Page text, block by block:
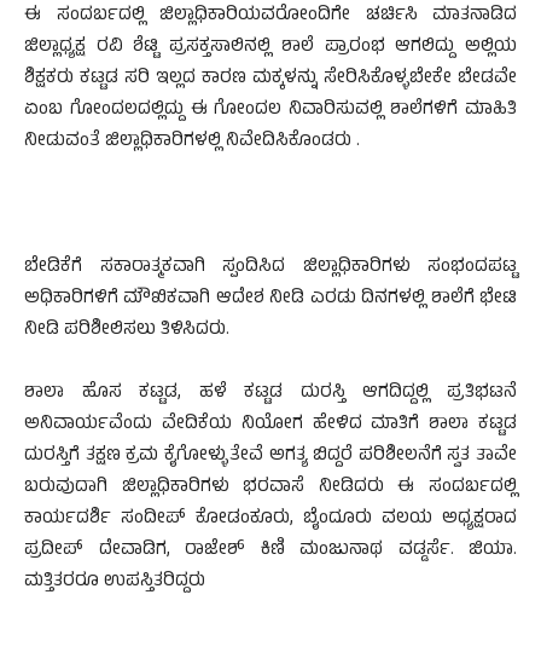
ಈ ಸಂದರ್ಬದಲ್ಲಿ ಜಿಲ್ಲಾಧಿಕಾರಿಯವರೋಂದಿಗೇ ಚರ್ಚಿಸಿ ಮಾತನಾಡಿದ
ಜಿಲ್ಲಾಧ್ಯಕ್ಷ ರವಿ ಶೆಟ್ಟಿ ಪ್ರಸಕ್ತಸಾಲಿನಲ್ಲಿ ಶಾಲೆ ಪ್ರಾರಂಭ ಆಗಲಿದ್ದು ಅಲ್ಲಿಯ
ಶಿಕ್ಷಕರು ಕಟ್ಟಡ ಸರಿ ಇಲ್ಲದ ಕಾರಣ ಮಕ್ಕಳನ್ನು ಸೇರಿಸಿಕೊಳ್ಳಬೇಕೇ ಬೇಡವೇ
ಏಂಬ ಗೋಂದಲದಲ್ಲಿದ್ದು ಈ ಗೋಂದಲ ನಿವಾರಿಸುವಲ್ಲಿ ಶಾಲೆಗಳಿಗೆ ಮಾಹಿತಿ
ನೀಡುವಂತೆ ಜಿಲ್ಲಾಧಿಕಾರಿಗಳಲ್ಲಿ ನಿವೇದಿಸಿಕೊಂಡರು .
ಬೇಡಿಕೆಗೆ ಸಕಾರಾತ್ಮಕವಾಗಿ ಸ್ಪಂದಿಸಿದ ಜಿಲ್ಲಾಧಿಕಾರಿಗಳು ಸಂಭಂದಪಟ್ಟ
ಅಧಿಕಾರಿಗಳಿಗೆ ಮೌಖಿಕವಾಗಿ ಆದೇಶ ನೀಡಿ ಎರಡು ದಿನಗಳಲ್ಲಿ ಶಾಲೆಗೆ ಭೇಟಿ
ನೀಡಿ ಪರಿಶೀಲಿಸಲು ತಿಳಿಸಿದರು.
ಶಾಲಾ ಹೊಸ ಕಟ್ಟಡ, ಹಳೆ ಕಟ್ಟಡ ದುರಸ್ತಿ ಆಗದಿದ್ದಲ್ಲಿ ಪ್ರತಿಭಟನೆ
ಅನಿವಾರ್ಯವೆಂದು ವೇದಿಕೆಯ ನಿಯೋಗ ಹೇಳಿದ ಮಾತಿಗೆ ಶಾಲಾ ಕಟ್ಟಡ
ದುರಸ್ತಿಗೆ ತಕ್ಷಣ ಕ್ರಮ ಕೈಗೋಳ್ಳುತೇವೆ ಅಗತ್ಯ ಬಿದ್ದರೆ ಪರಿಶೀಲನೆಗೆ ಸ್ವತ ತಾವೇ
ಬರುವುದಾಗಿ ಜಿಲ್ಲಾಧಿಕಾರಿಗಳು ಭರವಾಸೆ ನೀಡಿದರು ಈ ಸಂದರ್ಬದಲ್ಲಿ
ಕಾರ್ಯದರ್ಶಿ ಸಂದೀಪ್ ಕೋಡಂಕೂರು, ಬೈಂದೂರು ವಲಯ ಅಧ್ಯಕ್ಷರಾದ
ಪ್ರದೀಪ್ ದೇವಾಡಿಗ, ರಾಜೇಶ್ ಕಿಣಿ ಮಂಜುನಾಥ ವಡ್ಡರ್ಸೆ. ಜಿಯಾ.
ಮತ್ತಿತರರೂ ಉಪಸ್ತಿತರಿದ್ದರು